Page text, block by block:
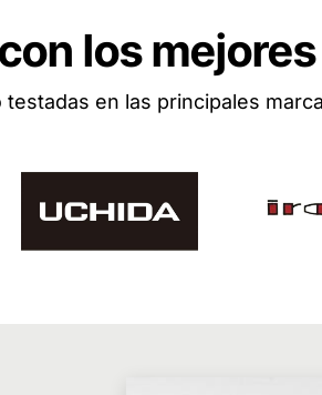
los
en las principales